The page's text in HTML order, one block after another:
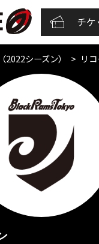
チケ
2022シーズン） リ